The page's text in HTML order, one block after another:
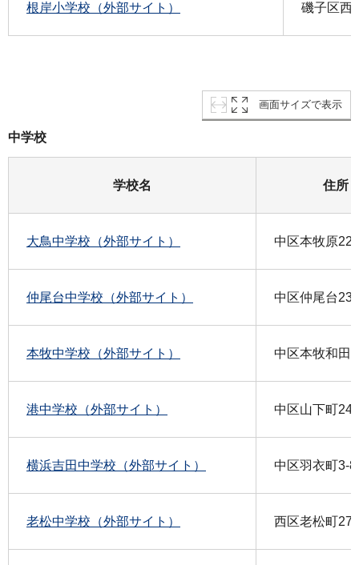
根岸小学校（外部サイト） 磯子区西
画面サイズで表示
中学校
学校名 住所
大鳥中学校（外部サイト） 中区本牧原22-
仲尾台中学校（外部サイト） 中区仲尾台23
本牧中学校（外部サイト） 中区本牧和田
港中学校（外部サイト） 中区山下町241
横浜吉田中学校（外部サイト） 中区羽衣町3-
老松中学校（外部サイト） 西区老松町27